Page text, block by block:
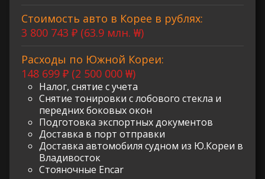
Стоимость авто в Корее в рублях:
3 800 743 ₽ (63.9 млн. ₩)
Расходы по Южной Кореи:
148 699 ₽ (2 500 000 ₩)
Налог, снятие с учета
Снятие тонировки с лобового стекла и
передних боковых окон
Подготовка экспортных документов
Доставка в порт отправки
Доставка автомобиля судном из Ю.Кореи в
Владивосток
Стояночные Encar